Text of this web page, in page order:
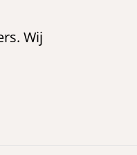
Wij